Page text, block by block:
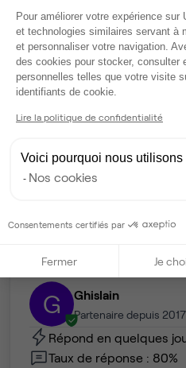
Services
Climatisation
Coin cafet'
Rangements individuels
Tables / chaises
Fibre
Salle de réunion partagée
Salle de réunion privée
G Ghislain
Partenaire depuis 2017
Répond en quelques
Taux de réponse : 80%
Plateforme de
Pour améliorer votre expérience
et technologies similaires servant à
et personnaliser votre navigation.
des cookies pour stocker, consulter
personnelles telles que votre visite
identifiants de cookie.
Lire la politique de confidentialité
Voici pourquoi nous utilisons
Nos cookies
Consentements certifiés par
Fermer Je